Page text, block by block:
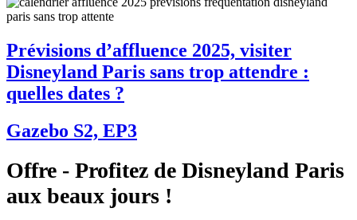
Prévisions d’affluence 2025, visiter
Disneyland Paris sans trop attendre :
quelles dates ?
Gazebo S2, EP3
Offre - Profitez de Disneyland Paris
aux beaux jours !